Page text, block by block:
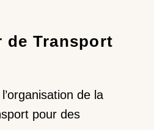
de Transport
de la
pour des